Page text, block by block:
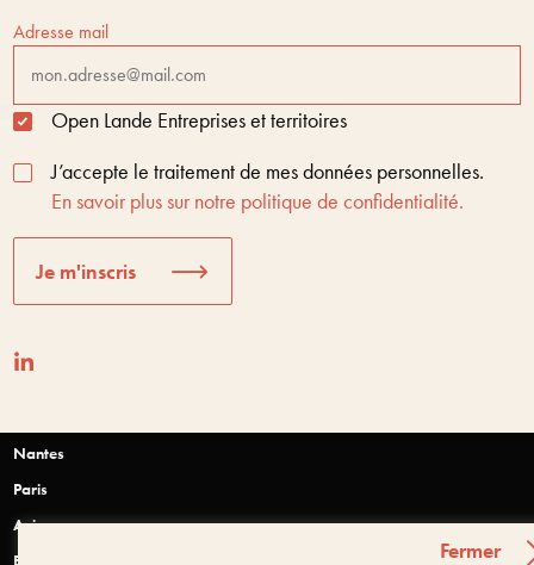
Adresse mail
Open Lande Entreprises et territoires
J’accepte le traitement de mes données personnelles.
En savoir plus sur notre politique de confidentialité.
Je m'inscris
Nantes
Paris
Anjou
Bretagne
Fermer